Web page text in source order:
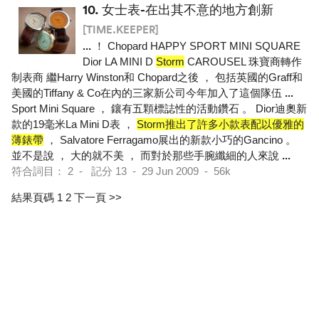
10. 女士表-在出其不意的地方創新
[TIME.KEEPER]
... ！ Chopard HAPPY SPORT MINI SQUARE
Dior LA MINI D Storm CAROUSEL 珠寶商轉作
制表商 繼Harry Winston和 Chopard之後 ， 包括英國的Graff和
美國的Tiffany & Co在內的三家新公司今年加入了這個隊伍 ...
Sport Mini Square ， 鑲有五顆標誌性的活動鑽石 。 Dior迪奧新
款的19毫米La Mini D表 ， Storm推出了許多小款表配以優雅的
薄錶帶 ， Salvatore Ferragamo展出的新款小巧的Gancino 。
並不是說 ， 大的就不美 ， 而對於那些手腕纖細的人來說 ...
符合詞目： 2 - 記分 13 - 29 Jun 2009 - 56k
結果頁碼 1 2 下一頁 >>